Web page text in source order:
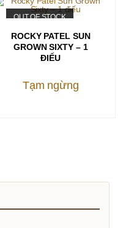
OUT OF STOCK
ROCKY PATEL SUN
GROWN SIXTY – 1
ĐIẾU
Tạm ngừng